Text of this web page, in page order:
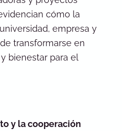
cómo la
empresa y
transformarse en
bienestar para el
y la cooperación